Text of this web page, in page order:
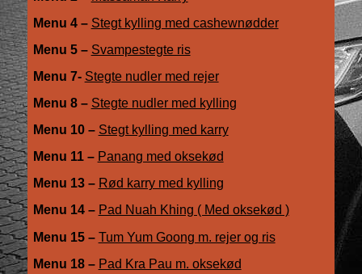
Menu 4 – Stegt kylling med cashewnødder
Menu 5 – Svampestegte ris
Menu 7- Stegte nudler med rejer
Menu 8 – Stegte nudler med kylling
Menu 10 – Stegt kylling med karry
Menu 11 – Panang med oksekød
Menu 13 – Rød karry med kylling
Menu 14 – Pad Nuah Khing ( Med oksekød )
Menu 15 – Tum Yum Goong m. rejer og ris
Menu 18 – Pad Kra Pau m. oksekød